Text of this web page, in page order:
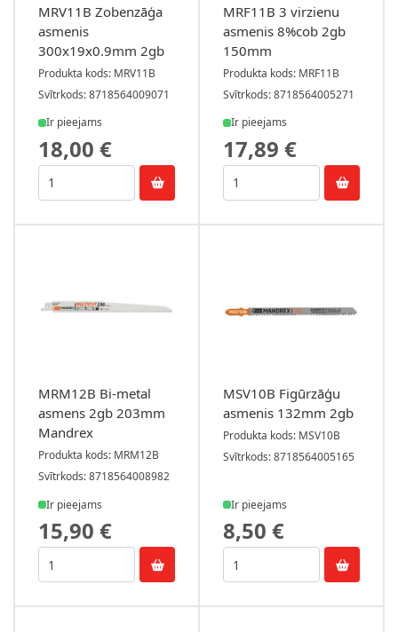
MRV11B Zobenzāģa
asmenis
300x19x0.9mm 2gb
Produkta kods: MRV11B
Svītrkods: 8718564009071
Ir pieejams
18,00 €
MRF11B 3 virzienu
asmenis 8%cob 2gb
150mm
Produkta kods: MRF11B
Svītrkods: 8718564005271
Ir pieejams
17,89 €
MRM12B Bi-metal
asmens 2gb 203mm
Mandrex
Produkta kods: MRM12B
Svītrkods: 8718564008982
Ir pieejams
15,90 €
MSV10B Figūrzāģu
asmenis 132mm 2gb
Produkta kods: MSV10B
Svītrkods: 8718564005165
Ir pieejams
8,50 €